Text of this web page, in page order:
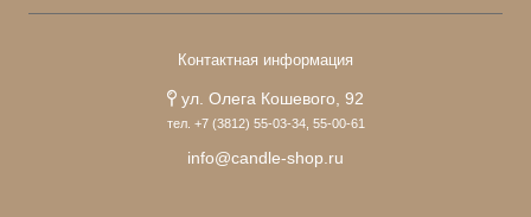
Контактная информация
ул. Олега Кошевого, 92
тел. +7 (3812) 55-03-34, 55-00-61
info@candle-shop.ru